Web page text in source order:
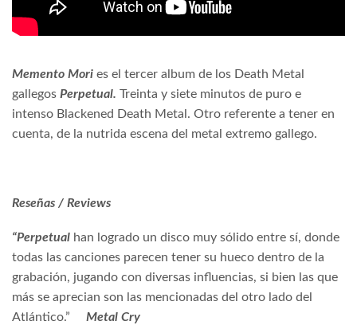
Memento Mori es el tercer album de los Death Metal
gallegos Perpetual. Treinta y siete minutos de puro e
intenso Blackened Death Metal. Otro referente a tener en
cuenta, de la nutrida escena del metal extremo gallego.
Reseñas / Reviews
“Perpetual han logrado un disco muy sólido entre sí, donde
todas las canciones parecen tener su hueco dentro de la
grabación, jugando con diversas influencias, si bien las que
más se aprecian son las mencionadas del otro lado del
Atlántico.”
Metal Cry